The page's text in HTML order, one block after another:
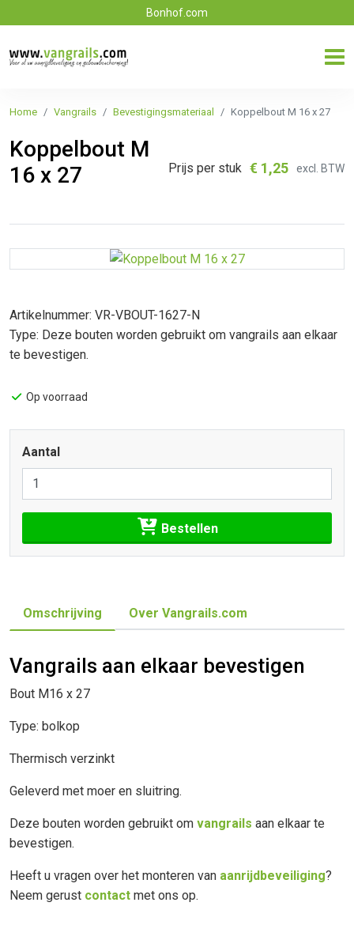
Bonhof.com
Home Vangrails Bevestigingsmateriaal Koppelbout M 16 x 27
Koppelbout M
16 x 27
Prijs per stuk € 1,25 excl. BTW
Artikelnummer: VR-VBOUT-1627-N
Type: Deze bouten worden gebruikt om vangrails aan elkaar
te bevestigen.
Op voorraad
Aantal
Bestellen
Omschrijving Over Vangrails.com
Vangrails aan elkaar bevestigen
Bout M16 x 27
Type: bolkop
Thermisch verzinkt
Geleverd met moer en sluitring.
Deze bouten worden gebruikt om vangrails aan elkaar te
bevestigen.
Heeft u vragen over het monteren van aanrijdbeveiliging?
Neem gerust contact met ons op.